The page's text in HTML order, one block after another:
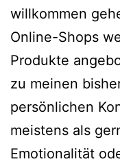
willkommen
Online-Shops
Produkte
zu meinen
persönlichen
meistens als
Emotionalität